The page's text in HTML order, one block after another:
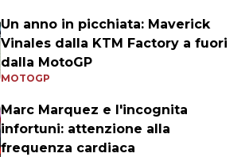
Un anno in picchiata: Maverick
Vinales dalla KTM Factory a fuori
dalla MotoGP
MOTOGP
Marc Marquez e l'incognita
infortuni: attenzione alla
frequenza cardiaca